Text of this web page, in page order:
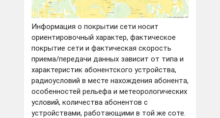
Информация о покрытии сети носит
ориентировочный характер, фактическое
покрытие сети и фактическая скорость
приема/передачи данных зависит от типа и
характеристик абонентского устройства,
радиоусловий в месте нахождения абонента,
особенностей рельефа и метеорологических
условий, количества абонентов с
устройствами, работающими в той же соте.